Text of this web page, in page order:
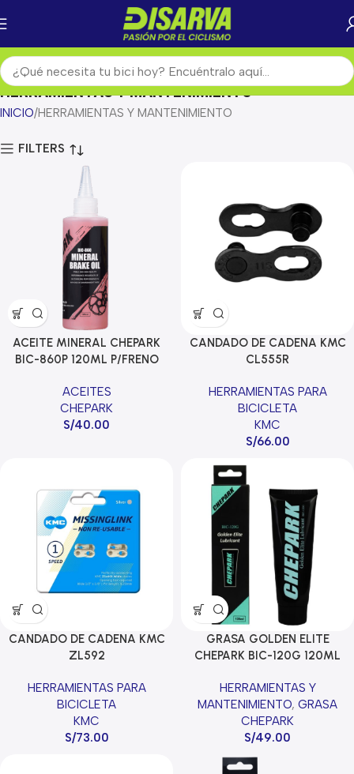
HERRAMIENTAS Y MANTENIMIENTO
INICIO HERRAMIENTAS Y MANTENIMIENTO
FILTERS
ACEITE MINERAL CHEPARK
BIC-860P 120ML P/FRENO
ACEITES
CHEPARK
S/40.00
CANDADO DE CADENA KMC
CL555R
HERRAMIENTAS PARA
BICICLETA
KMC
S/66.00
CANDADO DE CADENA KMC
ZL592
HERRAMIENTAS PARA
BICICLETA
KMC
S/73.00
GRASA GOLDEN ELITE
CHEPARK BIC-120G 120ML
HERRAMIENTAS Y
MANTENIMIENTO, GRASA
CHEPARK
S/49.00